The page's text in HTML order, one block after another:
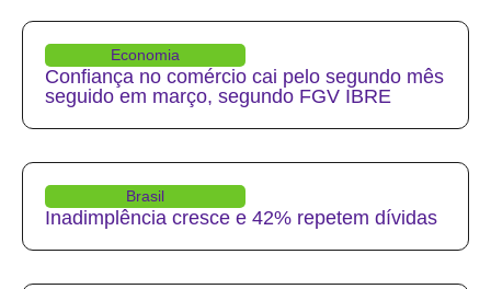
Economia
Confiança no comércio cai pelo segundo mês
seguido em março, segundo FGV IBRE
Brasil
Inadimplência cresce e 42% repetem dívidas